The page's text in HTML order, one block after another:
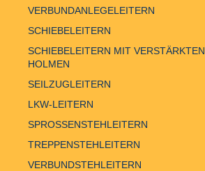
VERBUNDANLEGELEITERN
SCHIEBELEITERN
SCHIEBELEITERN MIT VERSTÄRKTEN
HOLMEN
SEILZUGLEITERN
LKW-LEITERN
SPROSSENSTEHLEITERN
TREPPENSTEHLEITERN
VERBUNDSTEHLEITERN